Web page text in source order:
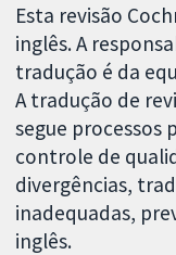
Esta revisão
inglês. A
tradução é da
A tradução de
segue processos
controle de
divergências,
inadequadas,
inglês.